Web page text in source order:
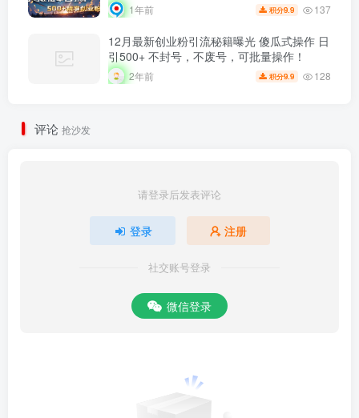
1年前 积分9.9 137
12月最新创业粉引流秘籍曝光 傻瓜式操作 日
引500+ 不封号，不废号，可批量操作！
2年前 积分9.9 128
评论 抢沙发
请登录后发表评论
登录 注册
社交账号登录
微信登录